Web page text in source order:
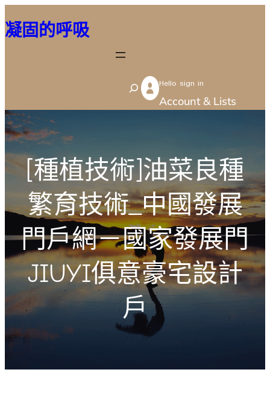
至
容
凝固的呼吸
S
e
c
h
Hello sign in
Account & Lists
[種植技術]油菜良種
繁育技術_中國發展
門戶網－國家發展門
JIUYI俱意豪宅設計
戶